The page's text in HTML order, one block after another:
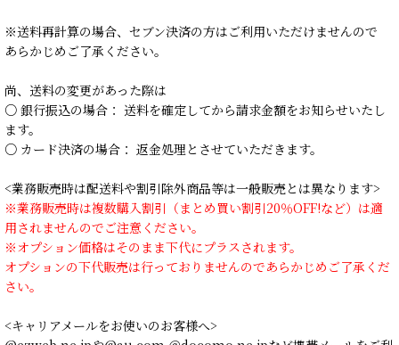
※送料再計算の場合、セブン決済の方はご利用いただけませんので
あらかじめご了承ください。
尚、送料の変更があった際は
○ 銀行振込の場合： 送料を確定してから請求金額をお知らせいたし
ます。
○ カード決済の場合： 返金処理とさせていただきます。
<業務販売時は配送料や割引除外商品等は一般販売とは異なります>
※業務販売時は複数購入割引（まとめ買い割引20％OFF!など）は適
用されませんのでご注意ください。
※オプション価格はそのまま下代にプラスされます。
オプションの下代販売は行っておりませんのであらかじめご了承くだ
さい。
<キャリアメールをお使いのお客様へ>